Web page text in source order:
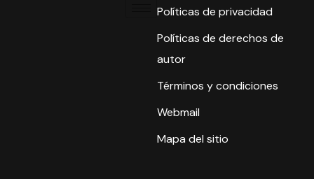
Políticas de privacidad
Políticas de derechos de
autor
Términos y condiciones
Webmail
Mapa del sitio